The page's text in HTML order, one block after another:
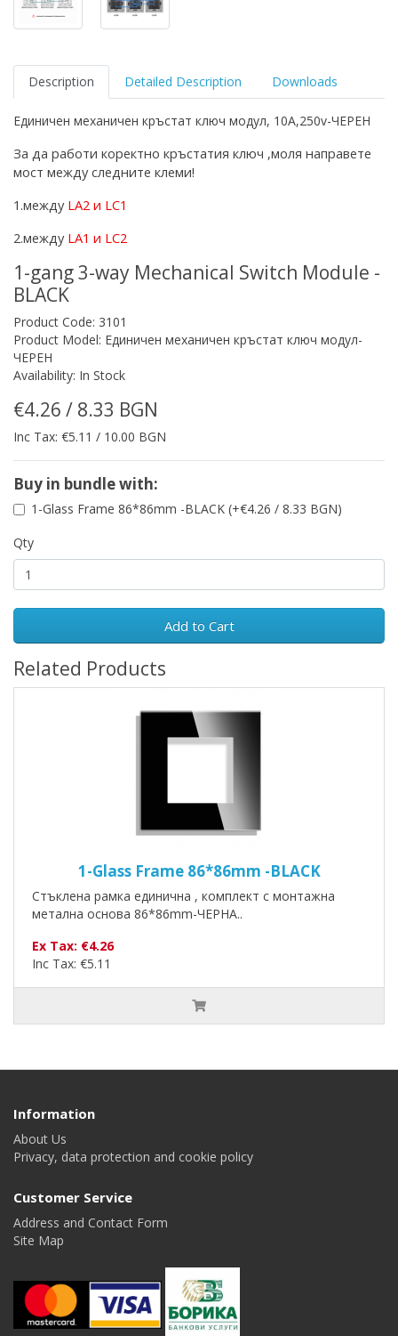
Description Detailed Description Downloads
Единичен механичен кръстат ключ модул, 10A,250v-ЧЕРЕН
За да работи коректно кръстатия ключ ,моля направете
мост между следните клеми!
1.между LA2 и LC1
2.между LA1 и LC2
1-gang 3-way Mechanical Switch Module -
BLACK
Product Code: 3101
Product Model: Единичен механичен кръстат ключ модул-
ЧЕРЕН
Availability: In Stock
€4.26 / 8.33 BGN
Inc Tax: €5.11 / 10.00 BGN
Buy in bundle with:
1-Glass Frame 86*86mm -BLACK (+€4.26 / 8.33 BGN)
Qty
Add to Cart
Related Products
1-Glass Frame 86*86mm -BLACK
Стъклена рамка единична , комплект с монтажна
метална основа 86*86mm-ЧЕРНА..
Ex Tax: €4.26
Inc Tax: €5.11
Information
About Us
Privacy, data protection and cookie policy
Customer Service
Address and Contact Form
Site Map